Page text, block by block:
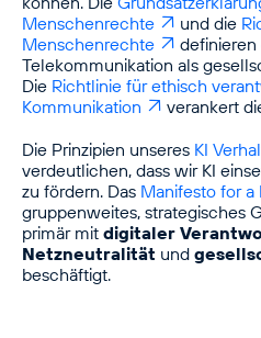
Menschenrechte
und die
Menschenrechte
definieren
Telekommunikation als
Die Richtlinie für ethisch
Kommunikation
verankert
Die Prinzipien unseres KI
verdeutlichen, dass wir KI
zu fördern. Das Manifesto for a
gruppenweites, strategisches
primär mit digitaler
Netzneutralität und
beschäftigt.